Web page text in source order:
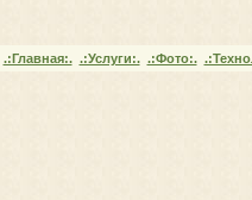
.:Главная:. .:Услуги:. .:Фото:.